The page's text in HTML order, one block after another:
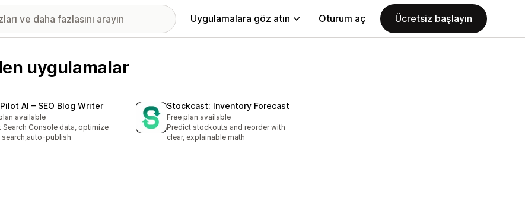
Uygulamalara göz atın Oturum aç Ücretsiz başlayın
uygulamalar
AI – SEO Blog Writer
available
Search Console data, optimize
search,auto-publish
Stockcast: Inventory Forecast
Free plan available
Predict stockouts and reorder with
clear, explainable math